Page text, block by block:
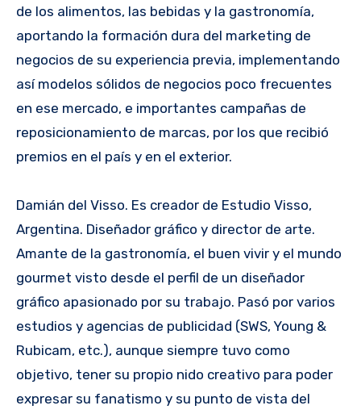
de los alimentos, las bebidas y la gastronomía,
aportando la formación dura del marketing de
negocios de su experiencia previa, implementando
así modelos sólidos de negocios poco frecuentes
en ese mercado, e importantes campañas de
reposicionamiento de marcas, por los que recibió
premios en el país y en el exterior.
Damián del Visso. Es creador de Estudio Visso,
Argentina. Diseñador gráfico y director de arte.
Amante de la gastronomía, el buen vivir y el mundo
gourmet visto desde el perfil de un diseñador
gráfico apasionado por su trabajo. Pasó por varios
estudios y agencias de publicidad (SWS, Young &
Rubicam, etc.), aunque siempre tuvo como
objetivo, tener su propio nido creativo para poder
expresar su fanatismo y su punto de vista del